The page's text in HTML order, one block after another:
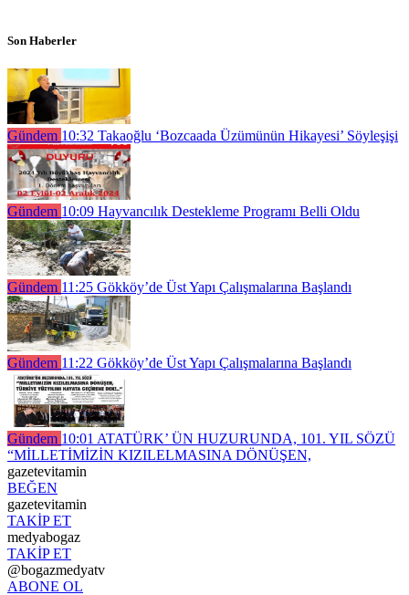
Son Haberler
Gündem 10:32 Takaoğlu ‘Bozcaada Üzümünün Hikayesi’ Söyleşişi
Gündem 10:09 Hayvancılık Destekleme Programı Belli Oldu
Gündem 11:25 Gökköy’de Üst Yapı Çalışmalarına Başlandı
Gündem 11:22 Gökköy’de Üst Yapı Çalışmalarına Başlandı
Gündem 10:01 ATATÜRK’ ÜN HUZURUNDA, 101. YIL SÖZÜ
“MİLLETİMİZİN KIZILELMASINA DÖNÜŞEN,
gazetevitamin
BEĞEN
gazetevitamin
TAKİP ET
medyabogaz
TAKİP ET
@bogazmedyatv
ABONE OL